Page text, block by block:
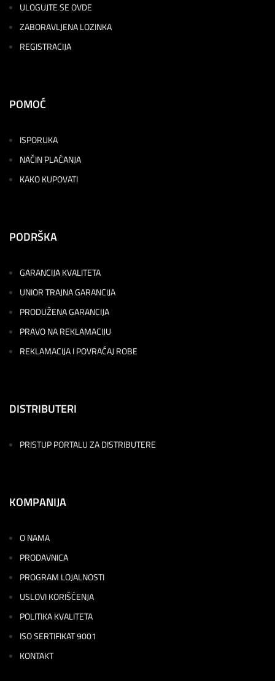
ULOGUJTE SE OVDE
ZABORAVLJENA LOZINKA
REGISTRACIJA
POMOĆ
ISPORUKA
NAČIN PLAĆANJA
KAKO KUPOVATI
PODRŠKA
GARANCIJA KVALITETA
UNIOR TRAJNA GARANCIJA
PRODUŽENA GARANCIJA
PRAVO NA REKLAMACIJU
REKLAMACIJA I POVRAĆAJ ROBE
DISTRIBUTERI
PRISTUP PORTALU ZA DISTRIBUTERE
KOMPANIJA
O NAMA
PRODAVNICA
PROGRAM LOJALNOSTI
USLOVI KORIŠĆENJA
POLITIKA KVALITETA
ISO SERTIFIKAT 9001
KONTAKT